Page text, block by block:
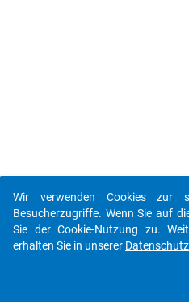
Wir verwenden Cookies zur
Besucherzugriffe. Wenn Sie auf
Sie der Cookie-Nutzung zu.
erhalten Sie in unserer